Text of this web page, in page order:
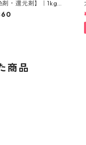
剤・還元剤】｜1kg｜
ロサルファイトコン
イドロサルファイト
商品